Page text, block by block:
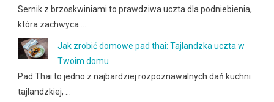
Sernik z brzoskwiniami to prawdziwa uczta dla podniebienia,
która zachwyca …
Jak zrobić domowe pad thai: Tajlandzka uczta w
Twoim domu
Pad Thai to jedno z najbardziej rozpoznawalnych dań kuchni
tajlandzkiej, …